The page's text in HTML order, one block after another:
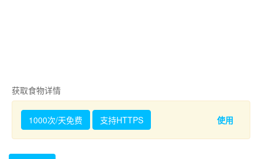
获取食物详情
1000次/天免费 支持HTTPS 使用